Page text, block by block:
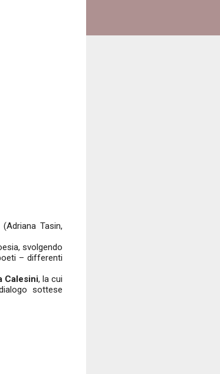
Tasin,
svolgendo
– differenti
Calesini, la cui
sottese